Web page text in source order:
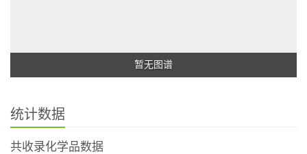
暂无图谱
统计数据
共收录化学品数据